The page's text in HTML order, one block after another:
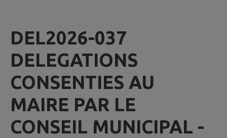
DEL2026-037
DELEGATIONS
CONSENTIES AU
MAIRE PAR LE
CONSEIL MUNICIPAL -